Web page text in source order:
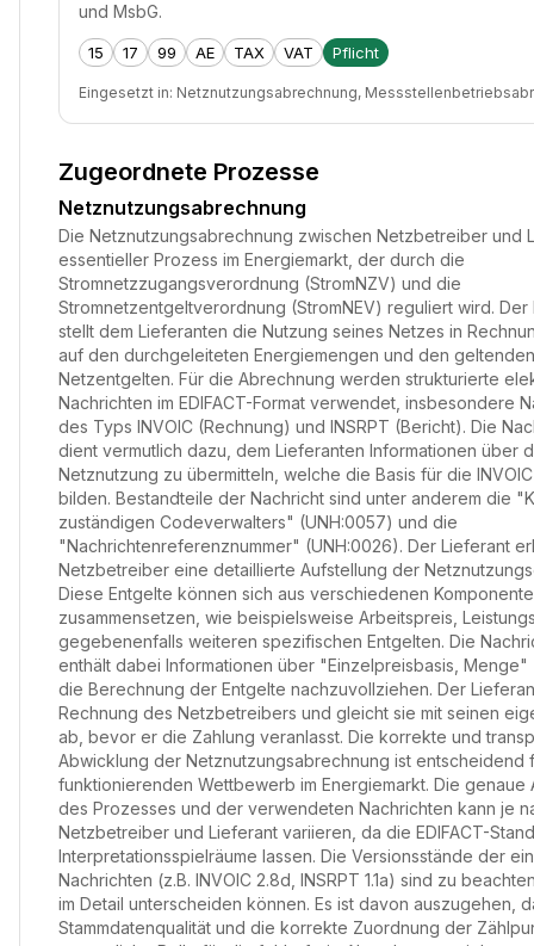
und MsbG.
15 17 99 AE TAX VAT Pflicht
Eingesetzt in: Netznutzungsabrechnung,
Zugeordnete Prozesse
Netznutzungsabrechnung
Die Netznutzungsabrechnung zwischen Netzbetreiber und
essentieller Prozess im Energiemarkt, der durch die
Stromnetzzugangsverordnung (StromNZV) und die
Stromnetzentgeltverordnung (StromNEV) reguliert wird.
stellt dem Lieferanten die Nutzung seines Netzes in
auf den durchgeleiteten Energiemengen und den geltenden
Netzentgelten. Für die Abrechnung werden strukturierte
Nachrichten im EDIFACT-Format verwendet, insbesondere
des Typs INVOIC (Rechnung) und INSRPT (Bericht). Die
dient vermutlich dazu, dem Lieferanten Informationen über
Netznutzung zu übermitteln, welche die Basis für die
bilden. Bestandteile der Nachricht sind unter anderem die
zuständigen Codeverwalters" (UNH:0057) und die
"Nachrichtenreferenznummer" (UNH:0026). Der Lieferant
Netzbetreiber eine detaillierte Aufstellung der
Diese Entgelte können sich aus verschiedenen
zusammensetzen, wie beispielsweise Arbeitspreis,
gegebenenfalls weiteren spezifischen Entgelten. Die
enthält dabei Informationen über "Einzelpreisbasis, Menge"
die Berechnung der Entgelte nachzuvollziehen. Der
Rechnung des Netzbetreibers und gleicht sie mit seinen
ab, bevor er die Zahlung veranlasst. Die korrekte und
Abwicklung der Netznutzungsabrechnung ist entscheidend
funktionierenden Wettbewerb im Energiemarkt. Die genaue
des Prozesses und der verwendeten Nachrichten kann je
Netzbetreiber und Lieferant variieren, da die EDIFACT-
Interpretationsspielräume lassen. Die Versionsstände der
Nachrichten (z.B. INVOIC 2.8d, INSRPT 1.1a) sind zu
im Detail unterscheiden können. Es ist davon auszugehen,
Stammdatenqualität und die korrekte Zuordnung der